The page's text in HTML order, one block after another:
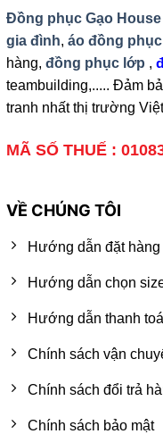
Đồng phục Gạo House
gia đình, áo đồng
hàng, đồng phục lớp ,
teambuilding,..... Đảm
tranh nhất thị trường
MÃ SỐ THUẾ :
VỀ CHÚNG TÔI
Hướng dẫn đặt hàng
Hướng dẫn chọn
Hướng dẫn thanh
Chính sách vận
Chính sách đổi trả
Chính sách bảo mật